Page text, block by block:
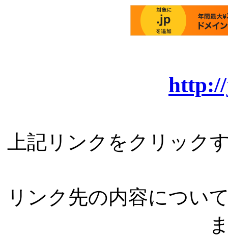
上記リンクをクリック
リンク先の内容につい